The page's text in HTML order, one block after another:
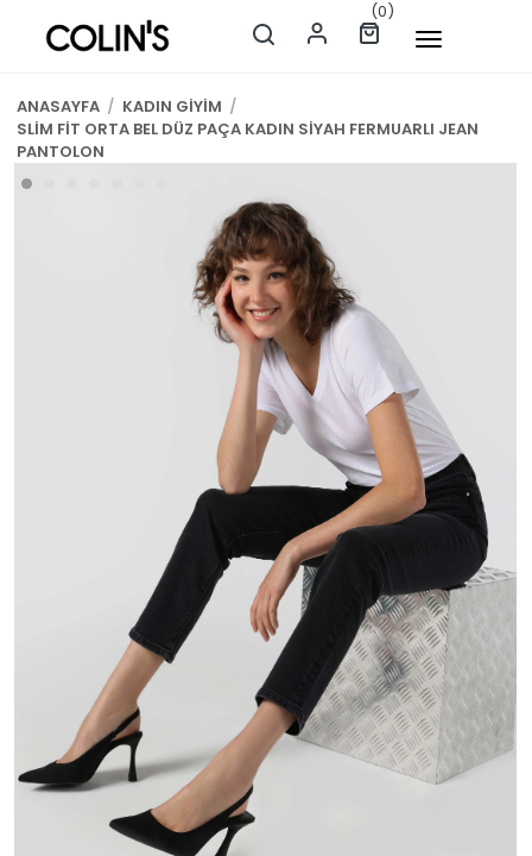
(0)
ANASAYFA / KADIN GİYİM /
SLİM FİT ORTA BEL DÜZ PAÇA KADIN SİYAH FERMUARLI JEAN
PANTOLON